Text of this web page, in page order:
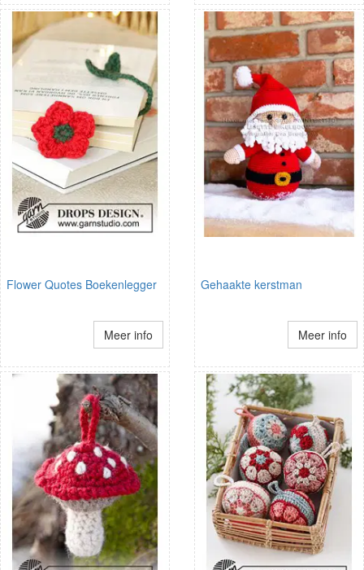
Flower Quotes Boekenlegger
Meer info
Gehaakte kerstman
Meer info